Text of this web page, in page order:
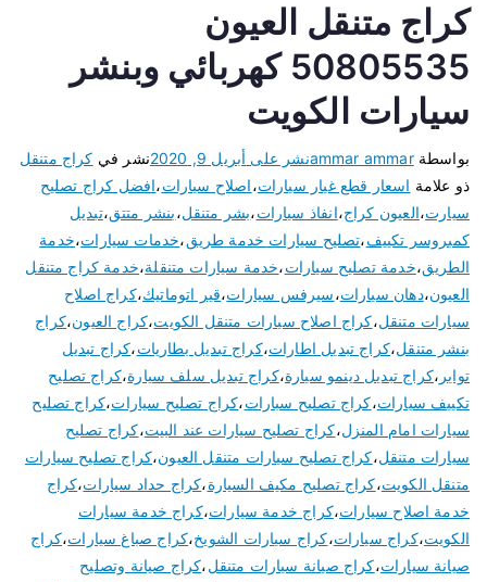
كراج متنقل العيون
50805535 كهربائي وبنشر
سيارات الكويت
بواسطةammar ammarنشر على أبريل 9, 2020 نشر في كراج متنقل
ذو علامة اسعار قطع غيار سيارات،اصلاح سيارات،افضل كراج تصليح
سيارت،العيون كراج،انفاذ سيارات،بشر متنقل،بنشر متتق،تبديل
كمبروسر تكييف،تصليح سيارات خدمة طريق،خدمات سيارات،خدمة
الطريق،خدمة تصليح سيارات،خدمة سيارات متنقلة،خدمة كراج متنقل
العيون،دهان سيارات،سيرفس سيارات،قير اتوماتيك،كراج اصلاح
سيارات متنقل،كراج اصلاح سيارات متنقل الكويت،كراج العيون،كراج
بنشر متنقل،كراج تبديل اطارات،كراج تبديل بطاريات،كراج تبديل
تواير ،كراج تبديل دينمو سيارة،كراج تبديل سلف سيارة،كراج تصليح
تكييف سيارات،كراج تصليح سبارات،كراج تصليح سيارات،كراج تصليح
سيارات امام المنزل،كراج تصليح سيارات عند البيت،كراج تصليح
سيارات متنقل،كراج تصليح سيارات متنقل العيون،كراج تصليح سيارات
متنقل الكويت،كراج تصليح مكيف السيارة،كراج حداد سيارات،كراج
خدمة اصلاح سيارات،كراج خدمة سيارات،كراج خدمة سيارات
الكويت،كراج سيارات،كراج سيارات الشويخ،كراج صباغ سيارات،كراج
صيانة سيارات،كراج صيانة سيارات متنقل،كراج صيانة وتصليح